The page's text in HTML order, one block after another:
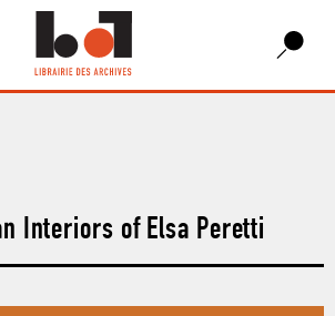
Interiors of Elsa Peretti